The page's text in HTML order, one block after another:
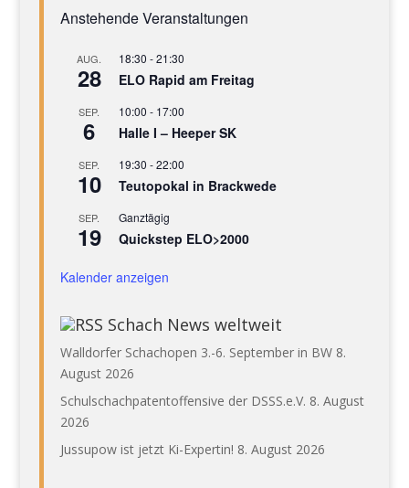
Anstehende Veranstaltungen
AUG.
28
18:30 -21:30
ELO Rapid am Freitag
SEP.
6
10:00 - 17:00
Halle I – Heeper SK
SEP.
10
19:30 -22:00
Teutopokal in Brackwede
SEP.
19
Ganztägig
Quickstep ELO>2000
Kalender anzeigen
Schach News weltweit
Walldorfer Schachopen 3.-6. September in BW 8.
August 2026
Schulschachpatentoffensive der DSSS.e.V. 8. August
2026
Jussupow ist jetzt Ki-Expertin! 8. August 2026